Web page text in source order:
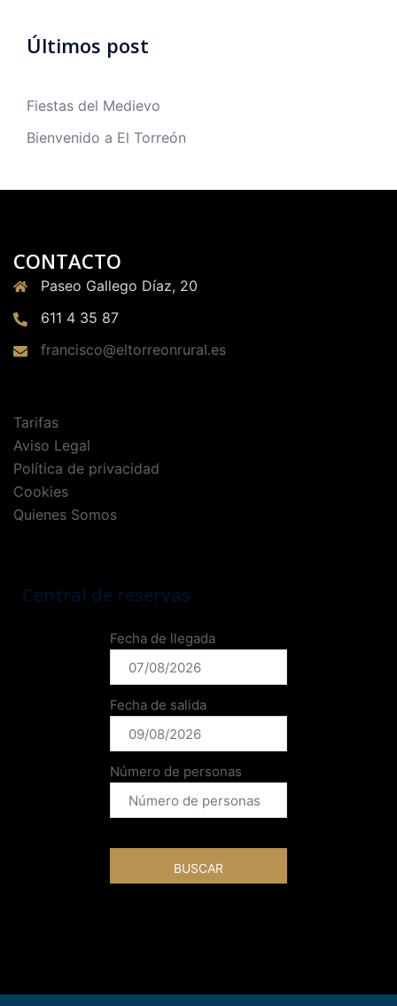
Últimos post
Fiestas del Medievo
Bienvenido a El Torreón
CONTACTO
Paseo Gallego Díaz, 20
611 4 35 87
francisco@eltorreonrural.es
Tarifas
Aviso Legal
Política de privacidad
Cookies
Quienes Somos
Central de reservas
Fecha de llegada
Fecha de salida
Número de personas
BUSCAR